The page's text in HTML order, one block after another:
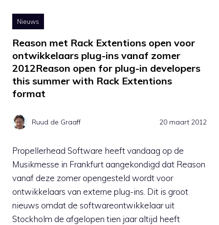
Nieuws
Reason met Rack Extentions open voor
ontwikkelaars plug-ins vanaf zomer
2012Reason open for plug-in developers
this summer with Rack Extentions
format
Ruud de Graaff 20 maart 2012
Propellerhead Software heeft vandaag op de
Musikmesse in Frankfurt aangekondigd dat Reason
vanaf deze zomer opengesteld wordt voor
ontwikkelaars van externe plug-ins. Dit is groot
nieuws omdat de softwareontwikkelaar uit
Stockholm de afgelopen tien jaar altijd heeft